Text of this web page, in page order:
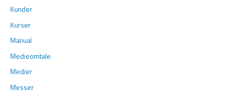
Kunder
Kurser
Manual
Medieomtale
Medier
Messer